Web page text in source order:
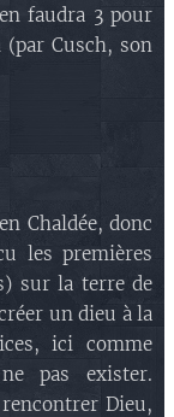
faudra 3 pour
(par Cusch, son
Chaldée, donc
les premières
sur la terre de
un dieu à la
ici comme
pas exister.
Dieu,